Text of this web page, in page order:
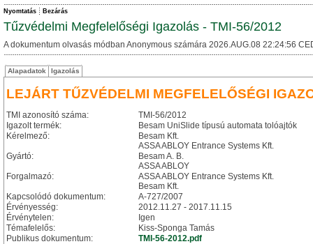
Nyomtatás Bezárás
Tűzvédelmi Megfelelőségi Igazolás - TMI-56/2012
A dokumentum olvasás módban Anonymous számára 2026.AUG.08 22:24:56
Alapadatok Igazolás
LEJÁRT TŰZVÉDELMI MEGFELELŐSÉGI
TMI azonosító száma:
TMI-56/2012
Igazolt termék:
Besam UniSlide típusú automata tolóajtók
Kérelmező:
Besam Kft.
ASSA ABLOY Entrance Systems Kft.
Gyártó:
Besam A. B.
ASSA ABLOY
Forgalmazó:
ASSA ABLOY Entrance Systems Kft.
Besam Kft.
Kapcsolódó dokumentum:
A-727/2007
Érvényesség:
2012.11.27 - 2017.11.15
Érvénytelen:
Igen
Témafelelős:
Kiss-Sponga Tamás
Publikus dokumentum:
TMI-56-2012.pdf